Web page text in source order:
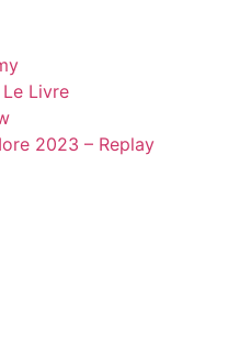
Livre
2023 – Replay